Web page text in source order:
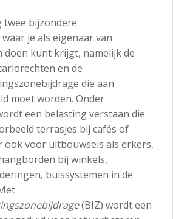
twee bijzondere
je als eigenaar van
doen kunt krijgt, namelijk de
en de
die aan
moet worden. Onder
een belasting verstaan die
terrasjes bij cafés of
ook voor uitbouwsels als erkers,
bij winkels,
buissystemen in de
(BIZ) wordt een